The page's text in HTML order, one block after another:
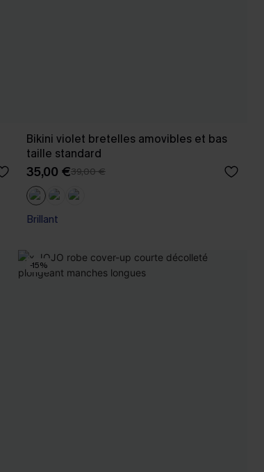
Bikini violet bretelles amovibles et bas
taille standard
35,00 €39,00 €
Brillant
-15%